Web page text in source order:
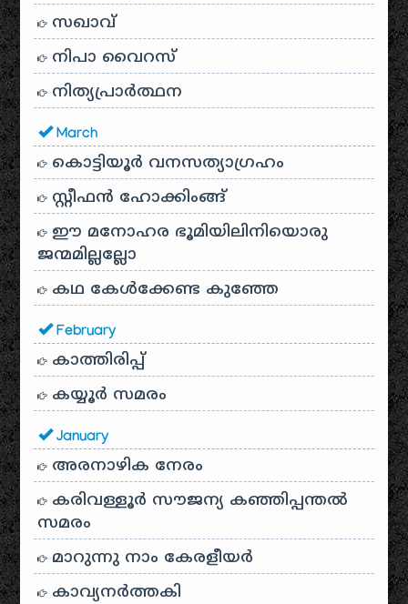
സഖാവ്
നിപാ വൈറസ്
നിത്യപ്രാർത്ഥന
March
കൊട്ടിയൂർ വനസത്യാഗ്രഹം
സ്റ്റീഫൻ ഹോക്കിംങ്ങ്
ഈ മനോഹര ഭൂമിയിലിനിയൊരു
ജന്മമില്ലല്ലോ
കഥ കേൾക്കേണ്ട കുഞ്ഞേ
February
കാത്തിരിപ്പ്
കയ്യൂർ സമരം
January
അരനാഴിക നേരം
കരിവള്ളൂർ സൗജന്യ കഞ്ഞിപ്പന്തൽ
സമരം
മാറുന്നു നാം കേരളീയർ
കാവ്യനര്‍ത്തകി